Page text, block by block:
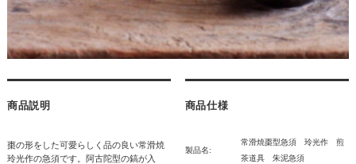
商品説明
棗の形をした可愛らしく品の良い常滑焼
玲光作の急須です。阿古陀型の鎬が入
商品仕様
製品名:
常滑焼棗型急須 玲光作 煎
茶道具 朱泥急須